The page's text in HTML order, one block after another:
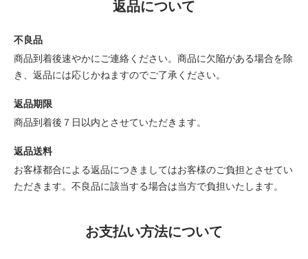
返品について
不良品
商品到着後速やかにご連絡ください。商品に欠陥がある場合を除
き、返品には応じかねますのでご了承ください。
返品期限
商品到着後７日以内とさせていただきます。
返品送料
お客様都合による返品につきましてはお客様のご負担とさせてい
ただきます。不良品に該当する場合は当方で負担いたします。
お支払い方法について